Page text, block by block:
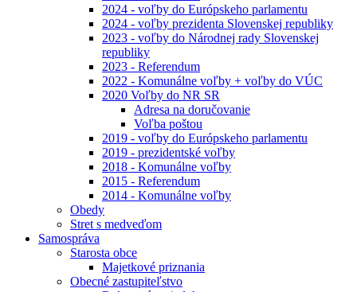
2024 - voľby do Európskeho parlamentu
2024 - voľby prezidenta Slovenskej republiky
2023 - voľby do Národnej rady Slovenskej
republiky
2023 - Referendum
2022 - Komunálne voľby + voľby do VÚC
2020 Voľby do NR SR
Adresa na doručovanie
Voľba poštou
2019 - voľby do Európskeho parlamentu
2019 - prezidentské voľby
2018 - Komunálne voľby
2015 - Referendum
2014 - Komunálne voľby
Obedy
Stret s medveďom
Samospráva
Starosta obce
Majetkové priznania
Obecné zastupiteľstvo